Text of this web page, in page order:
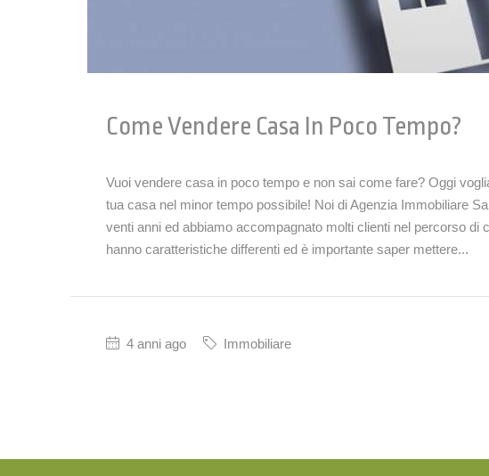
Come Vendere Casa In Poco Tempo?
Vuoi vendere casa in poco tempo e non sai come fare? Oggi
tua casa nel minor tempo possibile! Noi di Agenzia Immobiliare
venti anni ed abbiamo accompagnato molti clienti nel percorso
hanno caratteristiche differenti ed è importante saper mettere...
4 anni ago Immobiliare